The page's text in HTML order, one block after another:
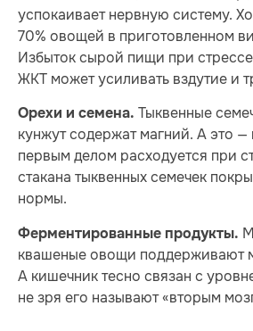
успокаивает нервную систему.
70% овощей в приготовленном
Избыток сырой пищи при
ЖКТ может усиливать вздутие и
Орехи и семена. Тыквенные
кунжут содержат магний. А это
первым делом расходуется при
стакана тыквенных семечек
нормы.
Ферментированные продукты.
квашеные овощи поддерживают
А кишечник тесно связан с
не зря его называют «вторым